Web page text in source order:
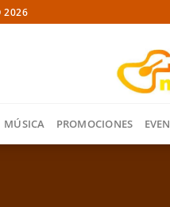
2026
MÚSICA PROMOCIONES